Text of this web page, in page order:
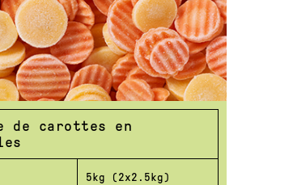
de carottes en
5kg (2x2.5kg)